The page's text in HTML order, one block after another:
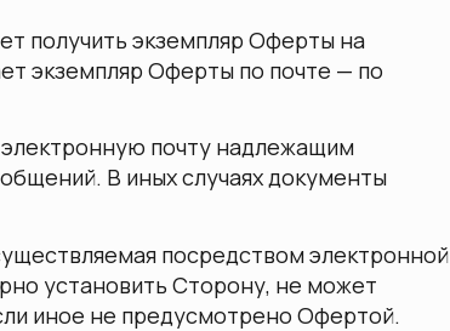
получить экземпляр Оферты на
экземпляр Оферты по почте — по
почту надлежащим
В иных случаях документы
посредством электронной
установить Сторону, не может
иное не предусмотрено Офертой.